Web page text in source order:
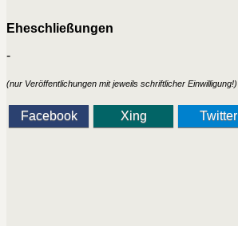
Eheschließungen
-
(nur Veröffentlichungen mit jeweils schriftlicher Einwilligung!)
Facebook Xing Twitter